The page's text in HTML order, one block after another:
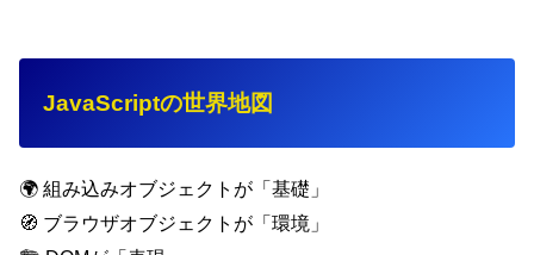
JavaScriptの世界地図
🌍 組み込みオブジェクトが「基礎」
🧭 ブラウザオブジェクトが「環境」